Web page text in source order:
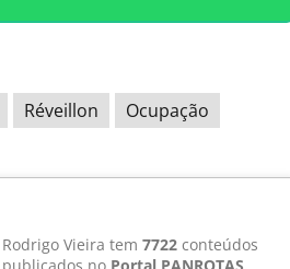
Réveillon Ocupação
Rodrigo Vieira tem 7722 conteúdos